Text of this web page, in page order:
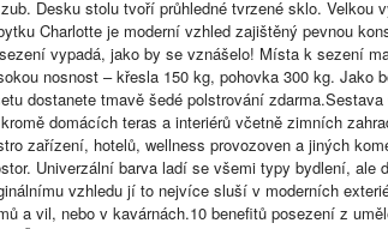
Desku stolu tvoří průhledné tvrzené sklo. Velkou
Charlotte je moderní vzhled zajištěný pevnou
vypadá, jako by se vznášelo! Místa k sezení
nosnost – křesla 150 kg, pohovka 300 kg. Jako
dostanete tmavě šedé polstrování zdarma.Sestava
domácích teras a interiérů včetně zimních
zařízení, hotelů, wellness provozoven a jiných
Univerzální barva ladí se všemi typy bydlení, ale
vzhledu jí to nejvíce sluší v moderních
a vil, nebo v kavárnách.10 benefitů posezení z